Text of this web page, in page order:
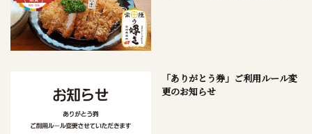
「ありがとう券」ご利用ルール変
更のお知らせ